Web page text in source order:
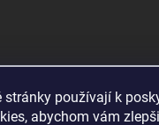
stránky používají k
abychom vám